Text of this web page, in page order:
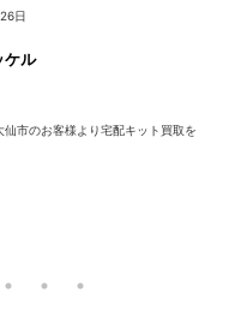
日
ケル
市のお客様より宅配キット買取を